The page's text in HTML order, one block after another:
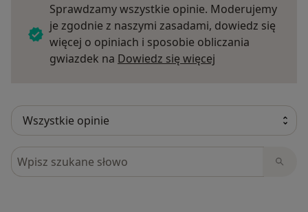
Sprawdzamy wszystkie opinie. Moderujemy
je zgodnie z naszymi zasadami, dowiedz się
więcej o opiniach i sposobie obliczania
gwiazdek na Dowiedz się więcej
Szukaj w opiniach